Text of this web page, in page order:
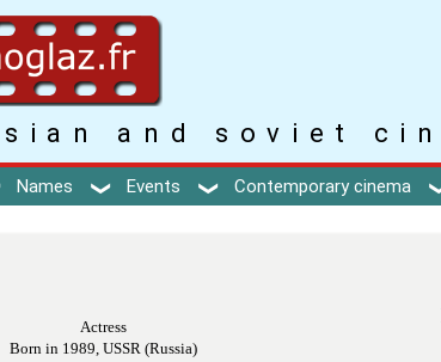
and soviet
Names Events Contemporary cinema
Actress
Born in 1989, USSR (Russia)